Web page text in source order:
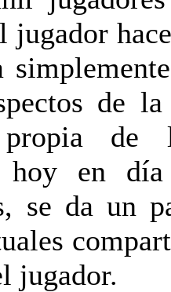
jugador
de
de
hoy en
se da un
jugador.